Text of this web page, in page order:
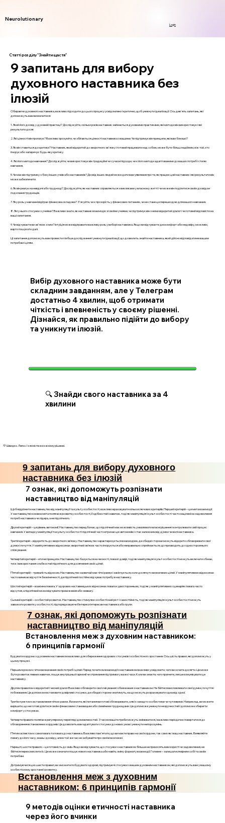
Neurolutionary
Login
Статті розділу "Знайти щастя"
9 запитань для вибору
духовного наставника без
ілюзій
Обираючи духовного наставника, важливо підходити до цього процесу усвідомлено і критично, щоб уникнути ідеалізації. Ось дев'ять запитань, які
допоможуть вам визначитися:
1. Який його досвід у духовній практиці? Досліджуйте, скільки років наставник займається духовними практиками, які методи він використовує і які
результати досяг.
2. Які цінності він пропагує? Важливо зрозуміти, чи збігаються цінності наставника з вашими. Чи підтримує він принципи, які вам близькі?
3. Як він ставиться до критики? Наставник, який відкритий до зворотного зв'язку і готовий працювати над собою, може бути більш надійним, ніж той, хто
ігнорує або заперечує будь-яку критику.
4. Які його методи навчання? Досліджуйте, чи використовує він традиційні чи сучасні підходи, чи є його методи адаптованими до ваших потреб і стилю
навчання.
5. Чи має він підтримку з боку інших учнів або наставників? Досвід інших людей може дати вам уявлення про те, як працює цей наставник і які результати він
може забезпечити.
6. Як він реагує на невдачі або труднощі? Досліджуйте, як наставник справляється з викликами у власному житті і чи може він поділитися своїм досвідом
подолання труднощів.
7. Яку роль у навчанні відіграє фінансова складова? З'ясуйте, чи є прозорість у фінансових питаннях, чи не стане це перешкодою для вашого навчання.
8. Які у нього стосунки з учнями? Важливо знати, як наставник взаємодіє зі своїми учнями, чи підтримує він з ними відкритий діалог і чи готовий відповісти на
ваші запитання.
9. Чи відчуваєте ви зв'язок з ним? Інтуїція може відігравати важливу роль у виборі наставника. Якщо ви відчуваєте дискомфорт або недовіру, можливо,
варто пошукати далі.
Ці запитання допоможуть вам провести глибше дослідження і уникнути ідеалізації, що дозволить знайти наставника, який дійсно відповідатиме вашим
потребам і цілям.
Вибір духовного наставника може бути
складним завданням, але у Телеграм
достатньо 4 хвилин, щоб отримати
чіткість і впевненість у своєму рішенні.
Дізнайся, як правильно підійти до вибору
та уникнути ілюзій.
🔍 Знайди свого наставника за 4
хвилини
💛 Швидко. Легко. І з ясністю в кожному рішенні.
9 запитань для вибору духовного
наставника без ілюзій
7 ознак, які допоможуть розпізнати
наставництво від маніпуляцій
Щоб відрізнити наставництво від маніпуляції та культу особистості, важливо враховувати кілька ключових критеріїв. Перший критерій – це мета взаємодії.
У наставництві основна мета полягає в розвитку особистості, її здібностей і навичок, тоді як маніпуляція і культ особистості часто націлені на задоволення
потреб наставника чи лідера, а не підопічного.
Другий критерій – це рівень автономії. Наставництво передбачає, що підопічний має можливість ухвалювати власні рішення і контролювати свій процес
навчання. У випадку маніпуляції та культу особистості підопічний часто втрачає цю автономію і стає залежним від думки чи волі наставника.
Третій критерій – відкритість до зворотного зв’язку. Наставництво характеризується взаємодією, де обидві сторони можуть відкрито обговорювати свої
думки і почуття. У маніпулятивних відносинах зворотний зв’язок часто ігнорується або неправильно сприймається, що призводить до одностороннього
спілкування.
Четвертий критерій – етичні принципи. Наставництво базується на чесності, повазі і довірі, тоді як маніпуляція і культ особистості можуть включати обман,
тиск і використання слабкостей підопічного для досягнення своїх цілей.
П’ятий критерій – тривалість відносин. Наставництво зазвичай має чіткі рамки і закінчується, коли досягнуто визначених цілей. У маніпулятивних відносинах
часто виникає відчуття безкінечності, де підопічний постійно відчуває потребу в наставнику.
Шостий критерій – взаємна повага. У здорових наставницьких відносинах повага є двосторонньою, тоді як у маніпулятивних сценаріях повага часто
відсутня, а підопічний може відчувати приниження або зневагу.
Сьомий критерій – особистий розвиток. Наставництво стимулює особистісний ріст і самостійність, тоді як маніпуляція і культ особистості можуть
заважати розвитку особистості, підпорядковуючи її інтереси інтересам наставника або групи.
7 ознак, які допоможуть розпізнати
наставництво від маніпуляцій
Встановлення меж з духовним наставником:
6 принципів гармонії
Будувати кордони з духовним наставником важливо для збереження здорових стосунків і особистісного зростання. Ось шість правил, які допоможуть у
цьому процесі.
Першим кроком є чітке визначення своїх потреб і цілей. Перед початком взаємодії з наставником важливо усвідомити, чого ви хочете досягти. Це може
бути розвиток певних навичок, пошук внутрішньої гармонії чи отримання підтримки у важкі часи. Коли ви знаєте, чого прагнете, легше комунікувати це
наставнику.
Другим правилом є відкритий і чесний діалог. Важливо обговорити свої очікування і обмеження з наставником. Не бійтеся висловлювати свої думки, почуття і
побоювання. Це допоможе встановити довірливі стосунки, де обидві сторони знатимуть, на що можуть розраховувати одна від одної.
Третім пунктом є встановлення чітких рамок. Визначте, які питання ви готові обговорювати, а які є занадто особистими чи чутливими. Наприклад, ви можете
вирішити, що не готові ділитися своїм фінансовим становищем або сімейними труднощами. Це допоможе уникнути незручностей і допоможе зберегти
комфорт у стосунках.
Четверте правило полягає в регулярному перегляді домовленостей. З часом ваші потреби можуть змінюватися, і важливо періодично повертатися до
обговорення встановлених кордонів. Це дозволить вам адаптувати стосунки до нових умов і уникнути непорозумінь.
П’ятим аспектом є самоповага та повага до наставника. Важливо пам'ятати, що ви маєте право на свої кордони, так само як і ваш наставник. Виявляйте
повагу до його часу, знань і досвіду, але в той же час не забувайте про свої власні межі.
Нарешті, шосте правило – це готовність до змін. Якщо ви відчуваєте, що стосунки з наставником більше не приносять вам користі чи задоволення, не
бійтеся переосмислити їх. Це може означати пошук нового наставника або навіть зміну формату взаємодії. Головне – залишатися вірним собі та своїм
потребам.
Дотримуючися цих шести правил, ви зможете побудувати здорові, підтримуючі стосунки з вашим духовним наставником, які допоможуть вам у вашому
особистісному зростанні і розвитку.
Встановлення меж з духовним
наставником: 6 принципів гармонії
9 методів оцінки етичності наставника
через його вчинки